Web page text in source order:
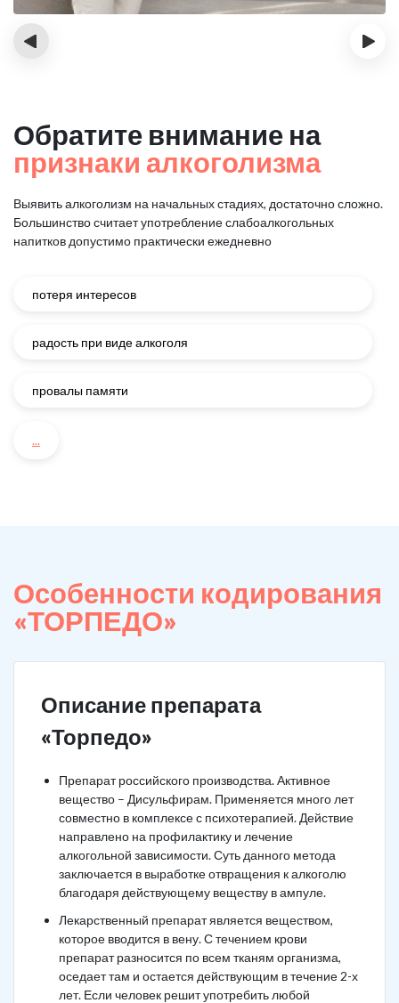
‹ ›
Обратите внимание на
признаки алкоголизма
Выявить алкоголизм на начальных стадиях, достаточно сложно.
Большинство считает употребление слабоалкогольных
напитков допустимо практически ежедневно
потеря интересов
радость при виде алкоголя
провалы памяти
...
Особенности кодирования
«ТОРПЕДО»
Описание препарата
«Торпедо»
Препарат российского производства. Активное
вещество – Дисульфирам. Применяется много лет
совместно в комплексе с психотерапией. Действие
направлено на профилактику и лечение
алкогольной зависимости. Суть данного метода
заключается в выработке отвращения к алкоголю
благодаря действующему веществу в ампуле.
Лекарственный препарат является веществом,
которое вводится в вену. С течением крови
препарат разносится по всем тканям организма,
оседает там и остается действующим в течение 2-х
лет. Если человек решит употребить любой